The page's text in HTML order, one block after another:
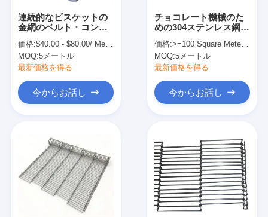
会社案内
品質管理
お問い合わせ
すべての場合
ステンレス鋼の網ベルト
連続的なビスケットの
金網のベルト・コンベ
価格:$40.00 - $80.00/ Meter|10 Meter/Meters(Min. Order)
MOQ:5メートル
最新価格を得る
今からお話し
チョコレート機械のた
めの304ステンレス鋼の
クのコンベヤー ベルト
価格:>=100 Square Meters $35.99
MOQ:5メートル
最新価格を得る
今からお話し